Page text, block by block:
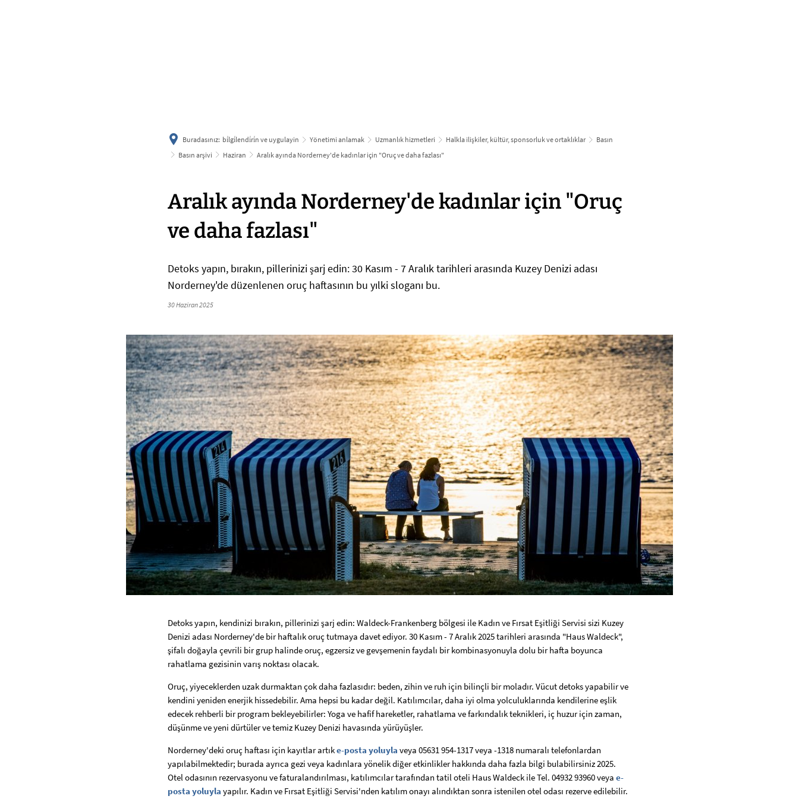
Buradasınız: bi̇lgi̇lendi̇ri̇n ve uygulayin Yönetimi anlamak Uzmanlık hizmetleri Halkla ilişkiler, kültür, sponsorluk ve ortaklıklar
Basın
Basın arşivi
Haziran Aralık ayında Norderney'de kadınlar için "Oruç ve daha fazlası"
Aralık ayında Norderney'de kadınlar için "Oruç
ve daha fazlası"
Detoks yapın, bırakın, pillerinizi şarj edin: 30 Kasım - 7 Aralık tarihleri arasında Kuzey Denizi adası
Norderney'de düzenlenen oruç haftasının bu yılki sloganı bu.
30 Haziran 2025
Detoks yapın, kendinizi bırakın, pillerinizi şarj edin: Waldeck-Frankenberg bölgesi ile Kadın ve Fırsat Eşitliği Servisi sizi Kuzey
Denizi adası Norderney'de bir haftalık oruç tutmaya davet ediyor. 30 Kasım - 7 Aralık 2025 tarihleri arasında "Haus Waldeck",
şifalı doğayla çevrili bir grup halinde oruç, egzersiz ve gevşemenin faydalı bir kombinasyonuyla dolu bir hafta boyunca
rahatlama gezisinin varış noktası olacak.
Oruç, yiyeceklerden uzak durmaktan çok daha fazlasıdır: beden, zihin ve ruh için bilinçli bir moladır. Vücut detoks yapabilir ve
kendini yeniden enerjik hissedebilir. Ama hepsi bu kadar değil. Katılımcılar, daha iyi olma yolculuklarında kendilerine eşlik
edecek rehberli bir program bekleyebilirler: Yoga ve hafif hareketler, rahatlama ve farkındalık teknikleri, iç huzur için zaman,
düşünme ve yeni dürtüler ve temiz Kuzey Denizi havasında yürüyüşler.
Norderney'deki oruç haftası için kayıtlar artıke-posta yoluyla veya 05631 954-1317 veya -1318 numaralı telefonlardan
yapılabilmektedir; burada ayrıca gezi veya kadınlara yönelik diğer etkinlikler hakkında daha fazla bilgi bulabilirsiniz 2025.
Otel odasının rezervasyonu ve faturalandırılması, katılımcılar tarafından tatil oteli Haus Waldeck ile Tel. 04932 93960 veya e-
posta yoluyla yapılır. Kadın ve Fırsat Eşitliği Servisi'nden katılım onayı alındıktan sonra istenilen otel odası rezerve edilebilir.